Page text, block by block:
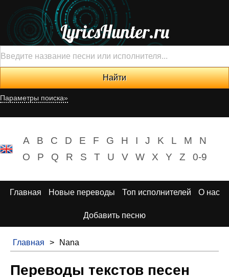
LyricsHunter.ru
Параметры поиска»
A B C D E F G H I J K L M
N
O
P Q R S T U V W X Y Z 0-9
Главная Новые переводы Топ исполнителей О нас
Добавить песню
Главная > Nana
Переводы текстов песен